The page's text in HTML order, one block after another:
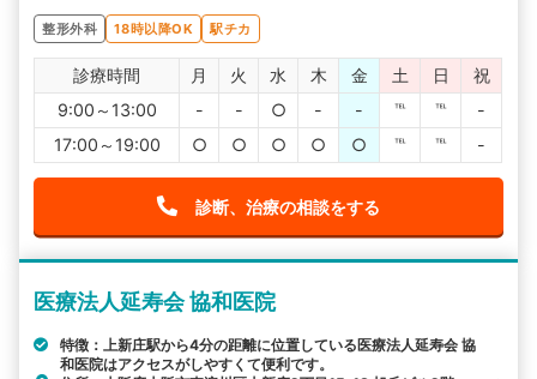
整形外科 18時以降OK 駅チカ
診療時間 月 火 水 木 金 土 日
祝
9:00～13:00
- - ○ - - ℡ ℡
-
17:00～19:00
○ ○ ○ ○ ○ ℡ ℡ -
診断、治療の相談をする
医療法人延寿会 協和医院
特徴：上新庄駅から4分の距離に位置している医療法人延寿会 協
和医院はアクセスがしやすくて便利です。